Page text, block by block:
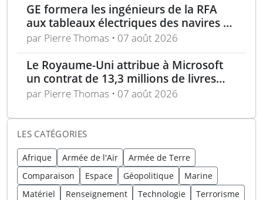
GE formera les ingénieurs de la RFA
aux tableaux électriques des navires de
la classe Tide
par Pierre Thomas • 07 août 2026
Le Royaume-Uni attribue à Microsoft
un contrat de 13,3 millions de livres
pour l’analyse des menaces
par Pierre Thomas • 07 août 2026
LES CATÉGORIES
Afrique Armée de l'Air
Armée de Terre
Comparaison
Espace Géopolitique
Marine
Matériel
Renseignement Technologie
Terrorisme